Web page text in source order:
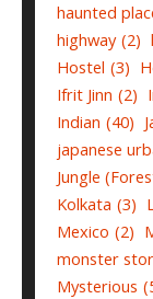
haunted
highway (2)
Hostel (3)
Ifrit Jinn (2)
Indian (40)
japanese
Jungle
Kolkata (3)
Mexico (2)
monster
Mysterious